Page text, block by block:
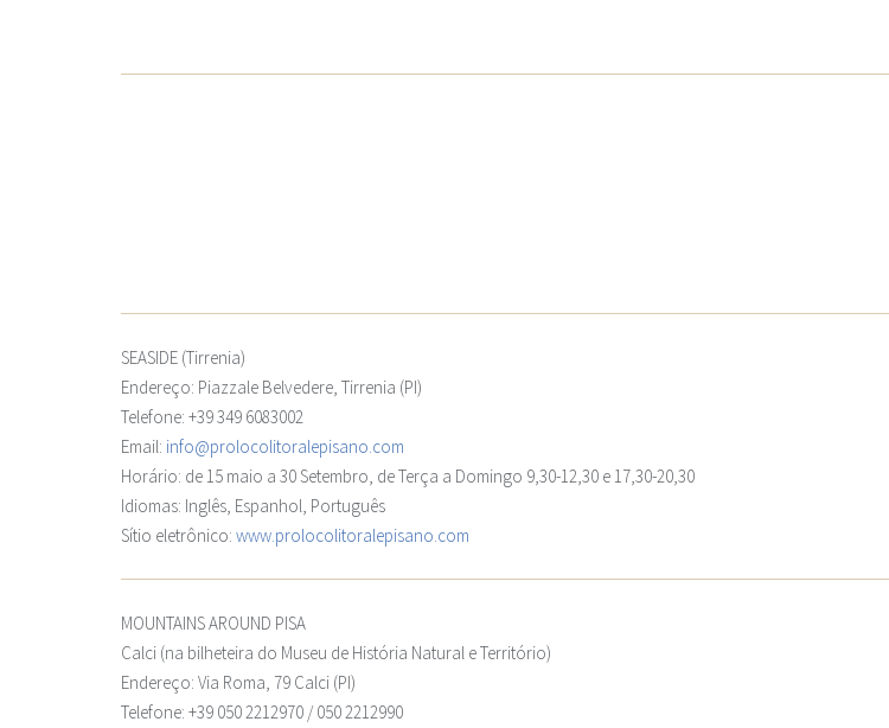
SEASIDE (Tirrenia)
Endereço: Piazzale Belvedere, Tirrenia (PI)
Telefone: +39 349 6083002
Email: info@prolocolitoralepisano.com
Horário: de 15 maio a 30 Setembro, de Terça a Domingo 9,30-12,30 e 17,30-20,30
Idiomas: Inglês, Espanhol, Português
Sítio eletrônico: www.prolocolitoralepisano.com
MOUNTAINS AROUND PISA
Calci (na bilheteira do Museu de História Natural e Território)
Endereço: Via Roma, 79 Calci (PI)
Telefone: +39 050 2212970 / 050 2212990